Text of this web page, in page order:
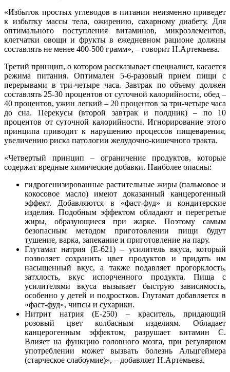
«Избыток простых углеводов в питании неизменно приведет
к избытку массы тела, ожирению, сахарному диабету. Для
оптимального поступления витаминов, микроэлементов,
клетчатки овощи и фрукты в ежедневном рационе должны
составлять не менее 400-500 грамм», – говорит Н.Артемьева.
Третий принцип, о котором рассказывает специалист, касается
режима питания. Оптимален 5-6-разовый прием пищи с
перерывами в три-четыре часа. Завтрак по объему должен
составлять 25-30 процентов от суточной калорийности, обед –
40 процентов, ужин легкий – 20 процентов за три-четыре часа
до сна. Перекусы (второй завтрак и полдник) – по 10
процентов от суточной калорийности. Игнорирование этого
принципа приводит к нарушению процессов пищеварения,
увеличению риска патологии желудочно-кишечного тракта.
«Четвертый принцип – ограничение продуктов, которые
содержат вредные химические добавки. Наиболее опасны:
гидрогенизированные растительные жиры (пальмовое и
кокосовое масло) имеют доказанный канцерогенный
эффект. Добавляются в «фаст-фуд» и кондитерские
изделия. Подобным эффектом обладают и перегретые
жиры, образующиеся при жарке. Поэтому самым
безопасным методом приготовлении пищи будут
тушение, варка, запекание и приготовление на пару.
Глутамат натрия (Е-621) – усилитель вкуса, который
позволяет сохранить цвет продуктов и придать им
насыщенный вкус, а также подавляет прогорклость,
затхлость, вкус испорченного продукта. Пища с
усилителями вкуса вызывает быструю зависимость,
особенно у детей и подростков. Глутамат добавляется в
«фаст-фуд», чипсы и сухарики.
Нитрит натрия (Е-250) – краситель, придающий
розовый цвет колбасным изделиям. Обладает
канцерогенным эффектом, разрушает витамин С.
Влияет на функцию головного мозга, при регулярном
употреблении может вызвать болезнь Альцгеймера
(старческое слабоумие)», – добавляет Н.Артемьева.